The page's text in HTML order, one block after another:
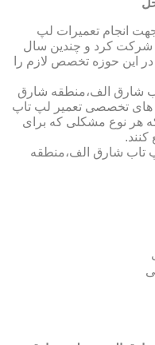
انجام تعمیرات لپ
شرکت کرد و چندین سال
در این حوزه تخصص لازم را
شارق الف،منطقه شارق
های تخصصی تعمیر لپ تاپ
که هر نوع مشکلی که برای
تاب شارق الف،منطقه